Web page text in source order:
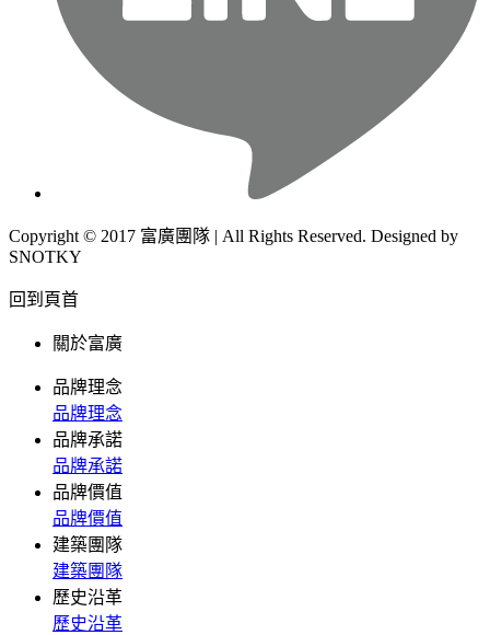
Copyright © 2017 富廣團隊 | All Rights Reserved. Designed by
SNOTKY
回到頁首
關於富廣
品牌理念
品牌理念
品牌承諾
品牌承諾
品牌價值
品牌價值
建築團隊
建築團隊
歷史沿革
歷史沿革